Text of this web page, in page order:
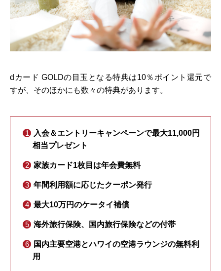
dカード GOLDの目玉となる特典は10％ポイント還元で
すが、そのほかにも数々の特典があります。
入会＆エントリーキャンペーンで最大11,000円
相当プレゼント
家族カード1枚目は年会費無料
年間利用額に応じたクーポン発行
最大10万円のケータイ補償
海外旅行保険、国内旅行保険などの付帯
国内主要空港とハワイの空港ラウンジの無料利
用